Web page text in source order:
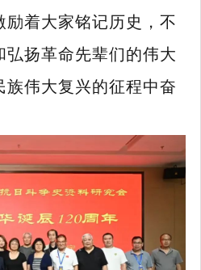
励着大家铭记历史，不
扬革命先辈们的伟大
伟大复兴的征程中奋